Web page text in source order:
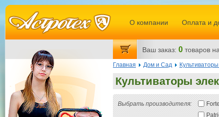
Главная Дом и Сад
Культиваторы
Выбрать производителя:
О компании Оплата и
Ваш заказ: 0 товаров